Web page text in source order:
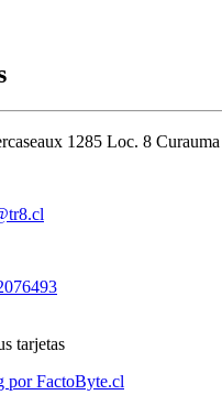
1285 Loc. 8 Curauma
por FactoByte.cl